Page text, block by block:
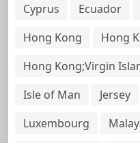
Cyprus
Ecuador
Hong Kong
Hong
Hong Kong;Virgin
Isle of Man
Jersey
Luxembourg